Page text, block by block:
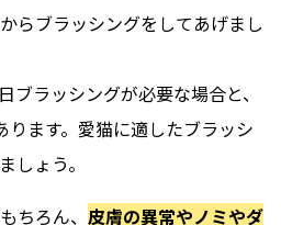
らブラッシングをしてあげまし
ブラッシングが必要な場合と、
ます。愛猫に適したブラッシ
しょう。
ちろん、 皮膚の異常やノミやダ